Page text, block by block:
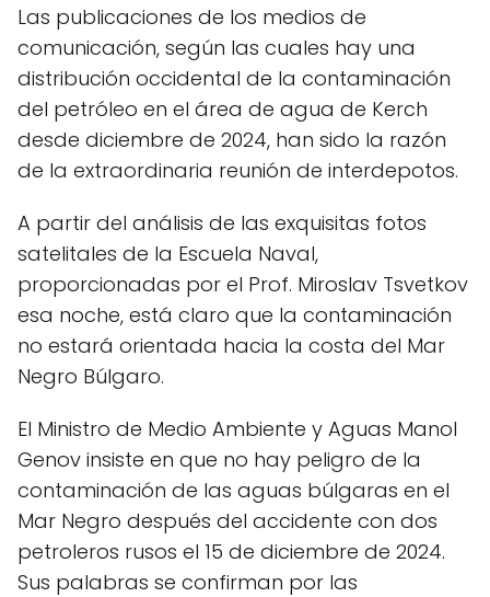
Las publicaciones de los medios de
comunicación, según las cuales hay una
distribución occidental de la contaminación
del petróleo en el área de agua de Kerch
desde diciembre de 2024, han sido la razón
de la extraordinaria reunión de interdepotos.
A partir del análisis de las exquisitas fotos
satelitales de la Escuela Naval,
proporcionadas por el Prof. Miroslav Tsvetkov
esa noche, está claro que la contaminación
no estará orientada hacia la costa del Mar
Negro Búlgaro.
El Ministro de Medio Ambiente y Aguas Manol
Genov insiste en que no hay peligro de la
contaminación de las aguas búlgaras en el
Mar Negro después del accidente con dos
petroleros rusos el 15 de diciembre de 2024.
Sus palabras se confirman por las